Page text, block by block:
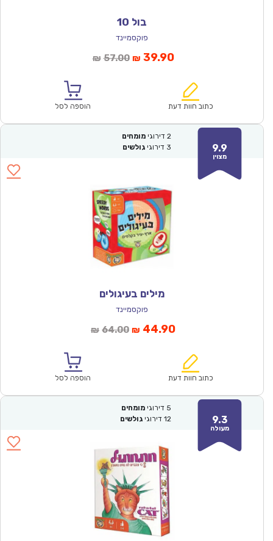
בול 10
פוקסמיינד
₪ 57.00המחיר
₪57.00.
₪ 39.90המחיר
הוא:
כתוב חוות דעת הוספה לסל
9.9
מצוין
2 דירוגי מומחים
3 דירוגי גולשים
מילים בעיגולים
פוקסמיינד
₪ 64.00המחיר
₪64.00.
₪ 44.90המחיר
הוא:
כתוב חוות דעת הוספה לסל
9.3
מעולה
5 דירוגי מומחים
12 דירוגי גולשים